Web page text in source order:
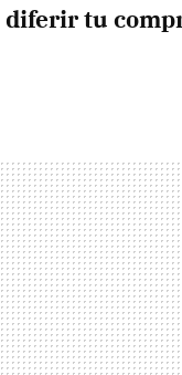
diferir tu